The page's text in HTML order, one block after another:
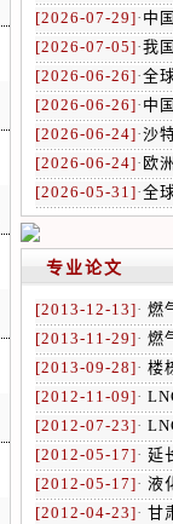
[2026-07-29]· 中
[2026-07-05]·我
[2026-06-26]·全
[2026-06-26]· 中
[2026-06-24]·沙
[2026-06-24]· 欧
[2026-05-31]·全
专业论文
[2013-12-13]· 燃
[2013-11-29]· 燃
[2013-09-28]· 楼
[2012-11-09]·
[2012-07-23]·
[2012-05-17]· 延
[2012-05-17]· 液
[2012-04-23]· 甘